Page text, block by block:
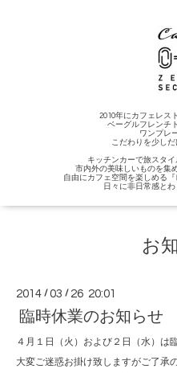
2010年にカフェレス
ベーグルフレンチ
ワンプレ
こだわりを少しだ
キッチンカーで旅スタ
市内外の美味しいものを集
自由にカフェ空間を楽しめる
日々に非日常感とわ
お
2014 /03 / 26 20:01
臨時休業のお知らせ
４月１日（火）および２日（水）は
大変ご迷惑お掛け致しますがご了承